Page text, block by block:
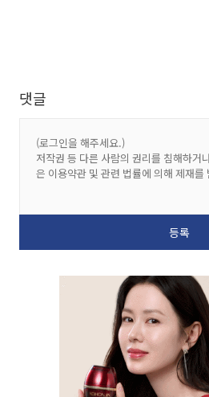
댓글